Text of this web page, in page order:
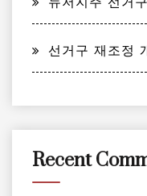
선거구 재조정
Recent